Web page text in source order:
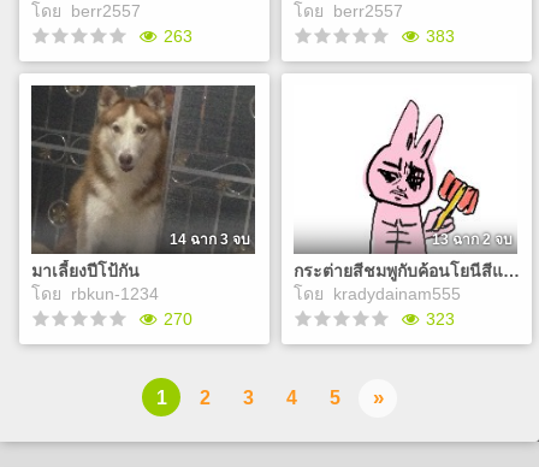
รักของเธอซึ่งเกิดขึ้นในหมู่
บ้านแปลกๆที่มีข่าวลือเรื่องการ
มีบุคคลเข้าไปไม่สามารถกลับ
มาได้ ขณะที่พวกเขาเข้าไป
สำรวจหมู่บ้านแปลกๆนั้น กลับ
พบว่าที่นี่เคยเป็นสถานที่เกิด
เหตุสิบปีก่อน และอีกหลายๆคดี
ที่ไม่สามารถหาความจริงได้
และดูเหมือนว่าความจริงที่พวก
เขากำลังค้นหา... อาจเชื่อม
โยงกับเรื่องราวที่ยังไม่ถูกเปิด
เผย
โดย
berr2557
263
คุณชอบเหมือนหมีไหม????
คุณต้องเลือกภาพมาอัน
หนึงมา
Play
โดย
berr2557
383
Play
มาเลี้ยงปีโป้กัน
โดย
rbkun-1234
14 ฉาก 3 จบ
270
คุณได้รับบทเป็นคนเลี้ยงปี
กระต่ายสีชมพูกับค้อนโยนีสีแดง
โดย
kradydainam555
13 ฉาก 2 จบ
323
แดง
1 2 3 4 5 »